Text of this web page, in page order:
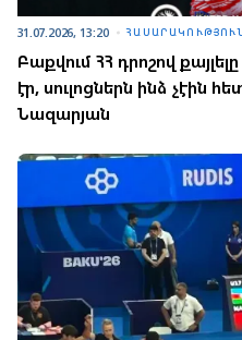
31.07.2026, 13:20
Բաքվում ՀՀ դրոշով
էր, սուլոցներն ինձ չէին
Նազարյան